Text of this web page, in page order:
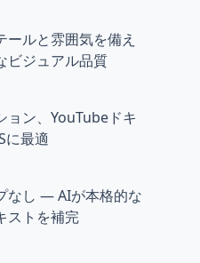
ールと雰囲気を備え
ビジュアル品質
ョン、YouTubeドキ
に最適
なし — AIが本格的な
ストを補完